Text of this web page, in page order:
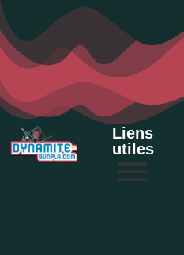
Liens
utiles